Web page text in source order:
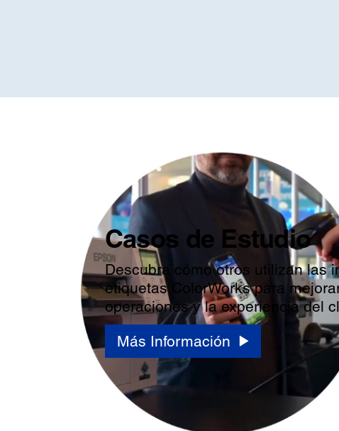
Casos de Estudio
Descubra cómo otros utilizan las
etiquetas ColorWorks para
operaciones y la experiencia del
Más Información